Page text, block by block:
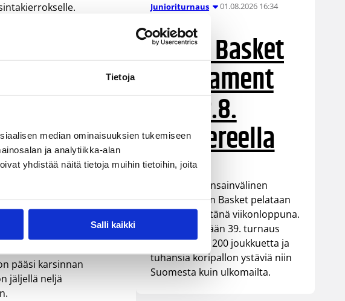
Tietoja
median ominaisuuksien tukemiseen
ja analytiikka-alan
yhdistää näitä tietoja muihin tietoihin, joita
Salli kaikki
II
(4) parasta
Karsinnan
pääsi karsinnan
jäljellä neljä
Junioriturnaus 01.08.2026 16:34
Delfin Basket
Tournament
31.7.-2.8.
Tampereella
Koripallon kansainvälinen
turnaus Delfin Basket pelataan
Tampereella tänä viikonloppuna.
Järjestyksessään 39. turnaus
kerää yhteen 200 joukkuetta ja
tuhansia koripallon ystäviä niin
Suomesta kuin ulkomailta.